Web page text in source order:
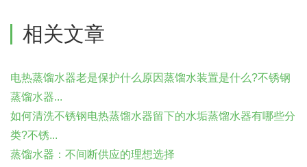
相关文章
电热蒸馏水器老是保护什么原因蒸馏水装置是什么?不锈钢
蒸馏水器...
如何清洗不锈钢电热蒸馏水器留下的水垢蒸馏水器有哪些分
类?不锈...
蒸馏水器：不间断供应的理想选择